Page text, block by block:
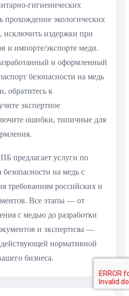
гигиенических
прохождение экологических
издержки при
и импорте/экспорте меди.
и оформленный
безопасности на медь
обратитесь к
экспертное
ошибки, типичные для
предлагает услуги по
на медь с
требованиям российских и
Все этапы — от
с медью до разработки
и экспертизы —
нормативной
бизнеса.